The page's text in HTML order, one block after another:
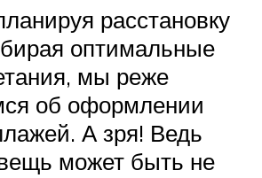
расстановку
оптимальные
мы реже
об оформлении
А зря! Ведь
может быть не